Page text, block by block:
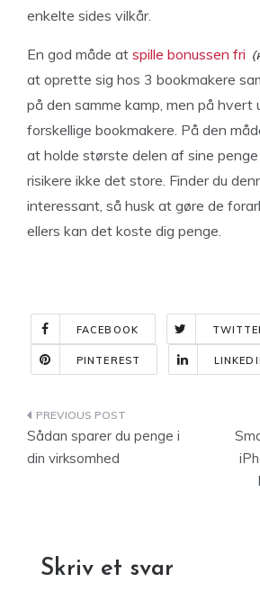
enkelte sides vilkår.
En god måde at spille bonussen fri
at oprette sig hos 3 bookmakere
på den samme kamp, men på hvert
forskellige bookmakere. På den
at holde største delen af sine
risikere ikke det store. Finder du
interessant, så husk at gøre de
ellers kan det koste dig penge.
FACEBOOK
PINTEREST
Indlægsnavigation
Sådan sparer du penge i
din virksomhed
Skriv et svar